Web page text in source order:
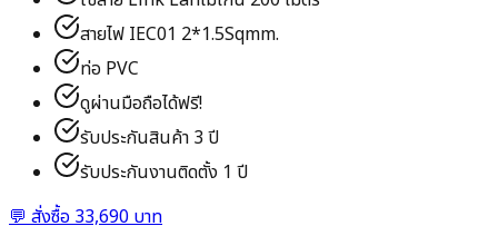
สายไฟ IEC01 2*1.5Sqmm.
ท่อ PVC
ดูผ่านมือถือได้ฟรี!
รับประกันสินค้า 3 ปี
รับประกันงานติดตั้ง 1 ปี
💬 สั่งซื้อ 33,690 บาท